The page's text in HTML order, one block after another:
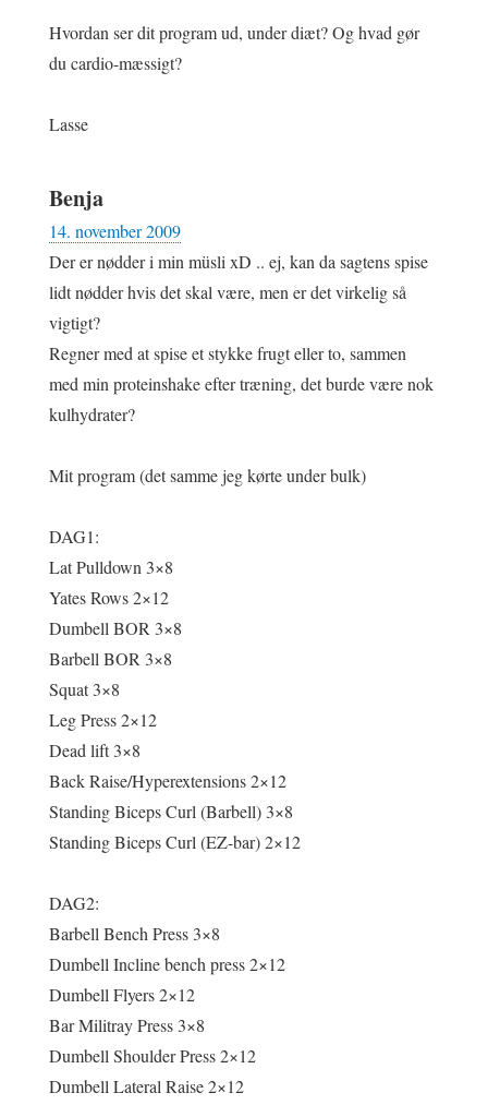
Hvordan ser dit program ud, under diæt? Og hvad gør
du cardio-mæssigt?
Lasse
Benja
14. november 2009
Der er nødder i min müsli xD .. ej, kan da sagtens spise
lidt nødder hvis det skal være, men er det virkelig så
vigtigt?
Regner med at spise et stykke frugt eller to, sammen
med min proteinshake efter træning, det burde være nok
kulhydrater?
Mit program (det samme jeg kørte under bulk)
DAG1:
Lat Pulldown 3×8
Yates Rows 2×12
Dumbell BOR 3×8
Barbell BOR 3×8
Squat 3×8
Leg Press 2×12
Dead lift 3×8
Back Raise/Hyperextensions 2×12
Standing Biceps Curl (Barbell) 3×8
Standing Biceps Curl (EZ-bar) 2×12
DAG2:
Barbell Bench Press 3×8
Dumbell Incline bench press 2×12
Dumbell Flyers 2×12
Bar Militray Press 3×8
Dumbell Shoulder Press 2×12
Dumbell Lateral Raise 2×12